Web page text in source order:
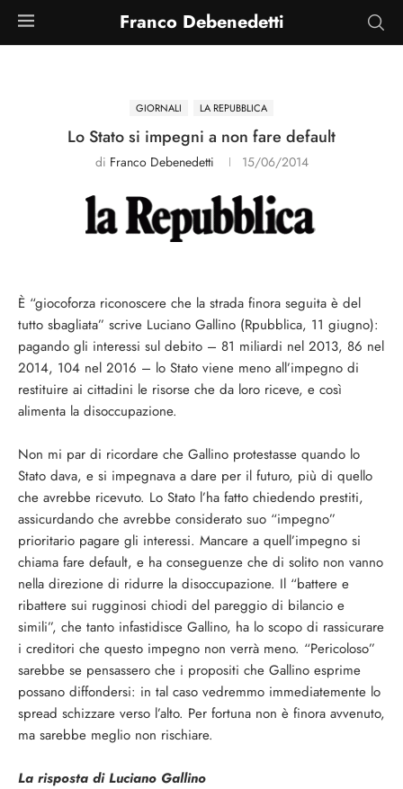
Franco Debenedetti
GIORNALI LA REPUBBLICA
Lo Stato si impegni a non fare default
di Franco Debenedetti 15/06/2014
È “giocoforza riconoscere che la strada finora seguita è del
tutto sbagliata” scrive Luciano Gallino (Rpubblica, 11 giugno):
pagando gli interessi sul debito – 81 miliardi nel 2013, 86 nel
2014, 104 nel 2016 – lo Stato viene meno all’impegno di
restituire ai cittadini le risorse che da loro riceve, e così
alimenta la disoccupazione.
Non mi par di ricordare che Gallino protestasse quando lo
Stato dava, e si impegnava a dare per il futuro, più di quello
che avrebbe ricevuto. Lo Stato l’ha fatto chiedendo prestiti,
assicurdando che avrebbe considerato suo “impegno”
prioritario pagare gli interessi. Mancare a quell’impegno si
chiama fare default, e ha conseguenze che di solito non vanno
nella direzione di ridurre la disoccupazione. Il “battere e
ribattere sui rugginosi chiodi del pareggio di bilancio e
simili”, che tanto infastidisce Gallino, ha lo scopo di rassicurare
i creditori che questo impegno non verrà meno. “Pericoloso”
sarebbe se pensassero che i propositi che Gallino esprime
possano diffondersi: in tal caso vedremmo immediatemente lo
spread schizzare verso l’alto. Per fortuna non è finora avvenuto,
ma sarebbe meglio non rischiare.
La risposta di Luciano Gallino